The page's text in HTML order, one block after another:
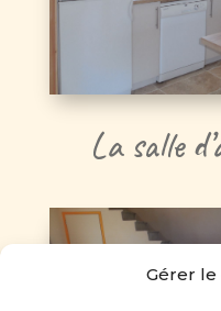
Gérer
La salle